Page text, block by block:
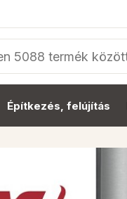
Építkezés, felújítás